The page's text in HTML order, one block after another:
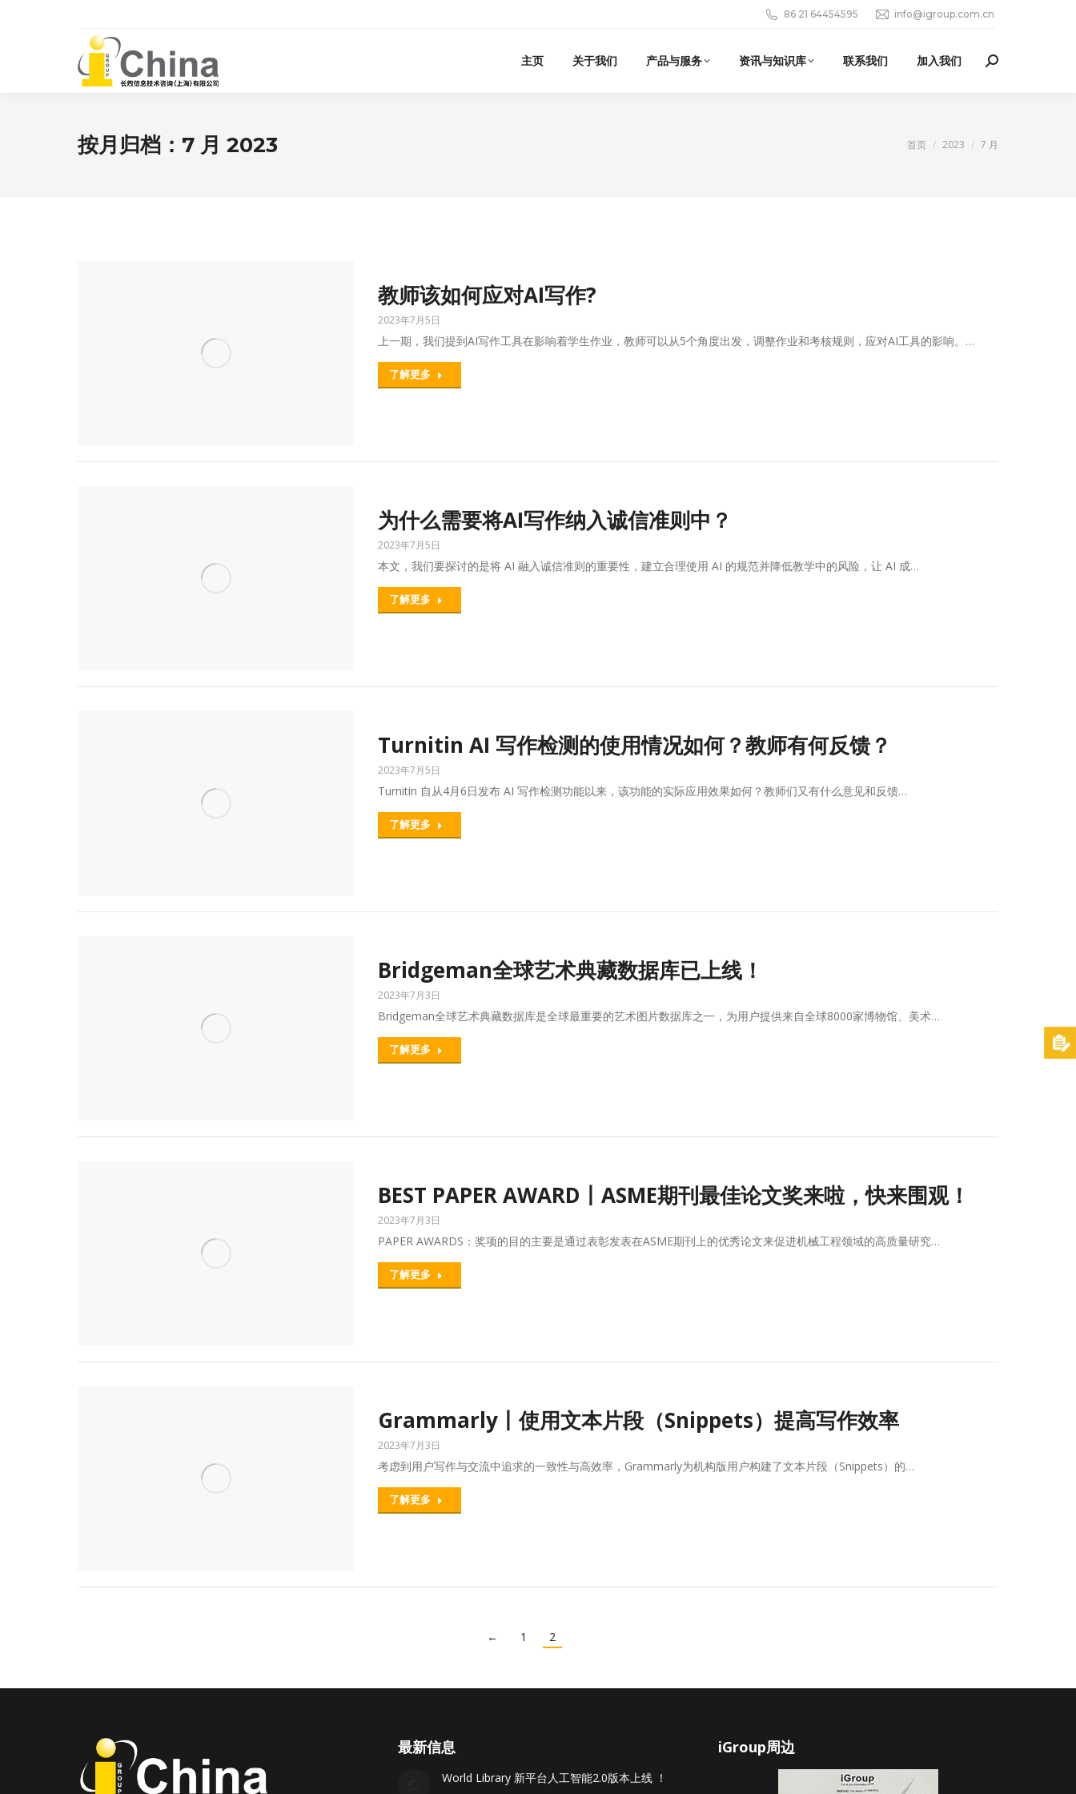
86 21 64454595 info@igroup.com.cn
主页 关于我们 产品与服务 资讯与知识库 联系我们 加入我们 Search:
按月归档： 7 月 2023 您在这里：
首页 2023 7 月
教师该如何应对AI写作?
2023年7月5日
上一期，我们提到AI写作工具在影响着学生作业，教师可以从5个角度出发，调整作业和考核规则，应对AI工具的影响。…
了解更多
为什么需要将AI写作纳入诚信准则中？
2023年7月5日
本文，我们要探讨的是将 AI 融入诚信准则的重要性，建立合理使用 AI 的规范并降低教学中的风险，让 AI 成…
了解更多
Turnitin AI 写作检测的使用情况如何？教师有何反馈？
2023年7月5日
Turnitin 自从4月6日发布 AI 写作检测功能以来，该功能的实际应用效果如何？教师们又有什么意见和反馈…
了解更多
Bridgeman全球艺术典藏数据库已上线！
2023年7月3日
Bridgeman全球艺术典藏数据库是全球最重要的艺术图片数据库之一，为用户提供来自全球8000家博物馆、美术…
了解更多
BEST PAPER AWARD丨ASME期刊最佳论文奖来啦，快来围观！
2023年7月3日
PAPER AWARDS：奖项的目的主要是通过表彰发表在ASME期刊上的优秀论文来促进机械工程领域的高质量研究…
了解更多
Grammarly丨使用文本片段（Snippets）提高写作效率
2023年7月3日
考虑到用户写作与交流中追求的一致性与高效率，Grammarly为机构版用户构建了文本片段（Snippets）的…
了解更多
← 1 2
最新信息
World Library 新平台人工智能2.0版本上线 ！
iGroup周边